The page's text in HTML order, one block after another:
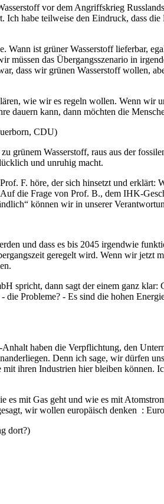
vor dem Angriffskrieg
habe teilweise den Eindruck, dass
Wann ist grüner Wasserstoff lieferbar,
müssen das Übergangsszenario in
dass wir grünen Wasserstoff wollen,
wie wir es regeln wollen. Wenn wir
dauern kann, dann möchten die
CDU)
grünem Wasserstoff, raus aus der
und unruhig macht.
F. höre, der sich hinsetzt und erklärt:
die Frage von Prof. B., dem IHK-
können wir in unserer
und dass es bis 2045 irgendwie
geregelt wird. Wenn wir jetzt
spricht, dann sagt der einem ganz
Probleme? - Es sind die hohen
haben die Verpflichtung, den
Denn ich sage, wir dürfen
ihren Industrien hier bleiben können.
es mit Gas geht und wie es mit
wir wollen europäisch denken :
dort?)